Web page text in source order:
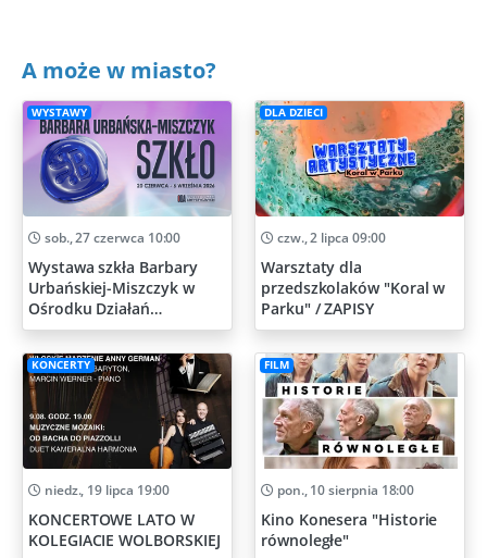
A może w miasto?
WYSTAWY
sob., 27 czerwca 10:00
Wystawa szkła Barbary
Urbańskiej-Miszczyk w
Ośrodku Działań
Artystycznych
DLA DZIECI
czw., 2 lipca 09:00
Warsztaty dla
przedszkolaków "Koral w
Parku" / ZAPISY
KONCERTY
niedz., 19 lipca 19:00
KONCERTOWE LATO W
KOLEGIACIE WOLBORSKIEJ
FILM
pon., 10 sierpnia 18:00
Kino Konesera "Historie
równoległe"